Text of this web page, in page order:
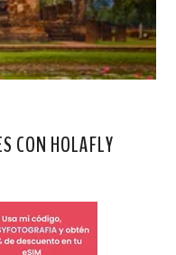
CON HOLAFLY